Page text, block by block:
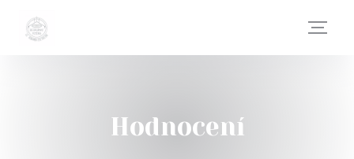
Hodnocení